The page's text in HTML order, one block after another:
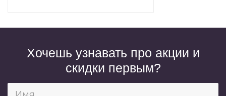
Хочешь узнавать про акции и
скидки первым?